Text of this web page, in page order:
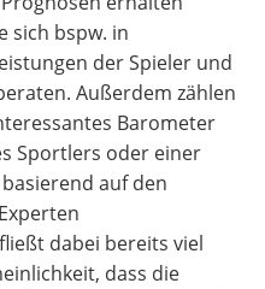
sich bspw. in
der Spieler und
Außerdem zählen
Barometer
Sportlers oder einer
auf den
dabei bereits viel
dass die